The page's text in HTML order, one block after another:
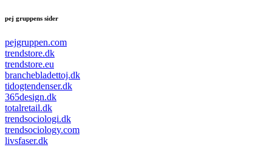
pej gruppens sider
pejgruppen.com
trendstore.dk
trendstore.eu
branchebladettoj.dk
tidogtendenser.dk
365design.dk
totalretail.dk
trendsociologi.dk
trendsociology.com
livsfaser.dk